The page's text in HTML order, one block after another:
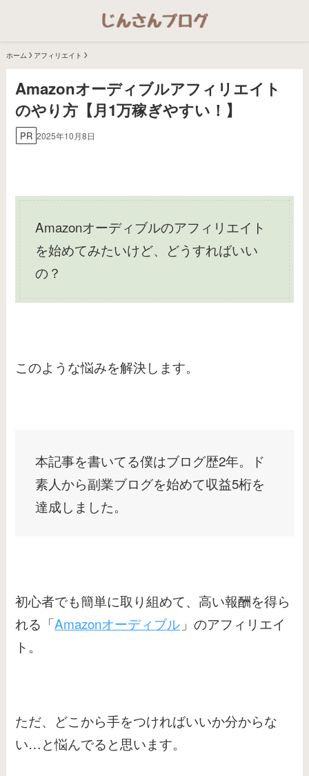
ホーム アフィリエイト
Amazonオーディブルアフィリエイト
のやり方【月1万稼ぎやすい！】
PR 2025年10月8日
Amazonオーディブルのアフィリエイト
を始めてみたいけど、どうすればいい
の？
このような悩みを解決します。
本記事を書いてる僕はブログ歴2年。ド
素人から副業ブログを始めて収益5桁を
達成しました。
初心者でも簡単に取り組めて、高い報酬を得ら
れる「Amazonオーディブル 」のアフィリエイ
ト。
ただ、どこから手をつければいいか分からな
い…と悩んでると思います。